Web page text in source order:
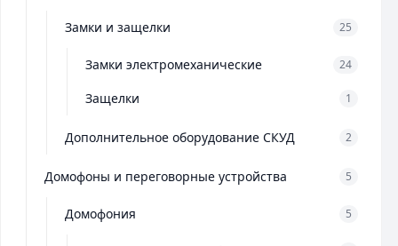
Замки и защелки 25
Замки электромеханические 24
Защелки 1
Дополнительное оборудование СКУД 2
Домофоны и переговорные устройства 5
Домофония 5